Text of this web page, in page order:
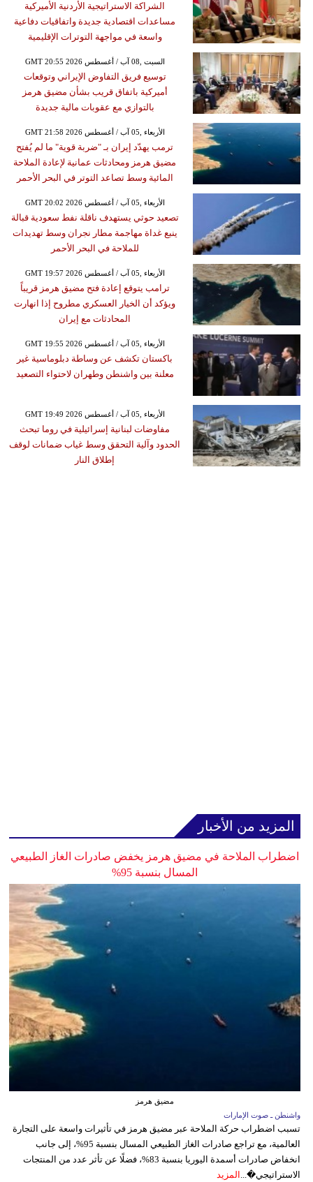
الشراكة الاستراتيجية الأردنية الأميركية
مساعدات اقتصادية جديدة واتفاقيات دفاعية
واسعة في مواجهة التوترات الإقليمية
GMT 20:55 2026 السبت ,08 آب / أغسطس
توسيع فريق التفاوض الإيراني وتوقعات
أميركية باتفاق قريب بشأن مضيق هرمز
بالتوازي مع عقوبات مالية جديدة
GMT 21:58 2026 الأربعاء ,05 آب / أغسطس
ترمب يهدّد إيران بـ "ضربة قوية" ما لم يُفتح
مضيق هرمز ومحادثات عمانية لإعادة الملاحة
المائية وسط تصاعد التوتر في البحر الأحمر
GMT 20:02 2026 الأربعاء ,05 آب / أغسطس
تصعيد حوثي يستهدف ناقلة نفط سعودية قبالة
ينبع غداة مهاجمة مطار نجران وسط تهديدات
للملاحة في البحر الأحمر
GMT 19:57 2026 الأربعاء ,05 آب / أغسطس
ترامب يتوقع إعادة فتح مضيق هرمز قريباً
ويؤكد أن الخيار العسكري مطروح إذا انهارت
المحادثات مع إيران
GMT 19:55 2026 الأربعاء ,05 آب / أغسطس
باكستان تكشف عن وساطة دبلوماسية غير
معلنة بين واشنطن وطهران لاحتواء التصعيد
GMT 19:49 2026 الأربعاء ,05 آب / أغسطس
مفاوضات لبنانية إسرائيلية في روما تبحث
الحدود وآلية التحقق وسط غياب ضمانات لوقف
إطلاق النار
المزيد من الأخبار
اضطراب الملاحة في مضيق هرمز يخفض صادرات الغاز الطبيعي
المسال بنسبة 95%
مضيق هرمز
واشنطن ـ صوت الإمارات
تسبب اضطراب حركة الملاحة عبر مضيق هرمز في تأثيرات واسعة على التجارة
العالمية، مع تراجع صادرات الغاز الطبيعي المسال بنسبة 95%، إلى جانب
انخفاض صادرات أسمدة اليوريا بنسبة 83%، فضلًا عن تأثر عدد من المنتجات
الاستراتيجي�... المزيد